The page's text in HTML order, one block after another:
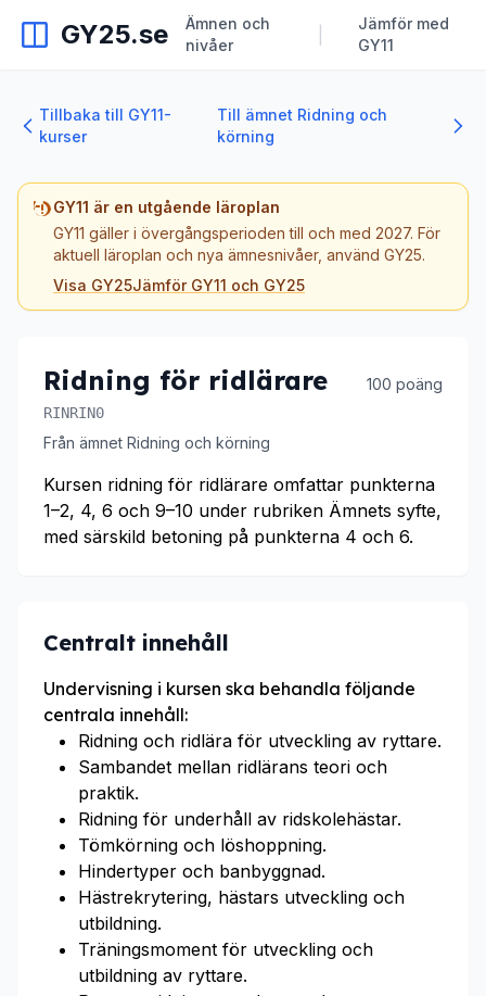
GY25.se
Ämnen och
nivåer
Jämför med
GY11
Tillbaka till GY11-
kurser
Till ämnet Ridning och
körning
GY11 är en utgående läroplan
GY11 gäller i övergångsperioden till och med 2027. För
aktuell läroplan och nya ämnesnivåer, använd GY25.
Visa GY25Jämför GY11 och GY25
Ridning för ridlärare 100 poäng
RINRIN0
Från ämnet Ridning och körning
Kursen ridning för ridlärare omfattar punkterna
1–2, 4, 6 och 9–10 under rubriken Ämnets syfte,
med särskild betoning på punkterna 4 och 6.
Centralt innehåll
Undervisning i kursen ska behandla följande
centrala innehåll:
Ridning och ridlära för utveckling av ryttare.
Sambandet mellan ridlärans teori och
praktik.
Ridning för underhåll av ridskolehästar.
Tömkörning och löshoppning.
Hindertyper och banbyggnad.
Hästrekrytering, hästars utveckling och
utbildning.
Träningsmoment för utveckling och
utbildning av ryttare.